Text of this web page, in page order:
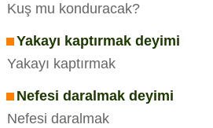
Kuş mu konduracak?
Yakayı kaptırmak deyimi
Yakayı kaptırmak
Nefesi daralmak deyimi
Nefesi daralmak